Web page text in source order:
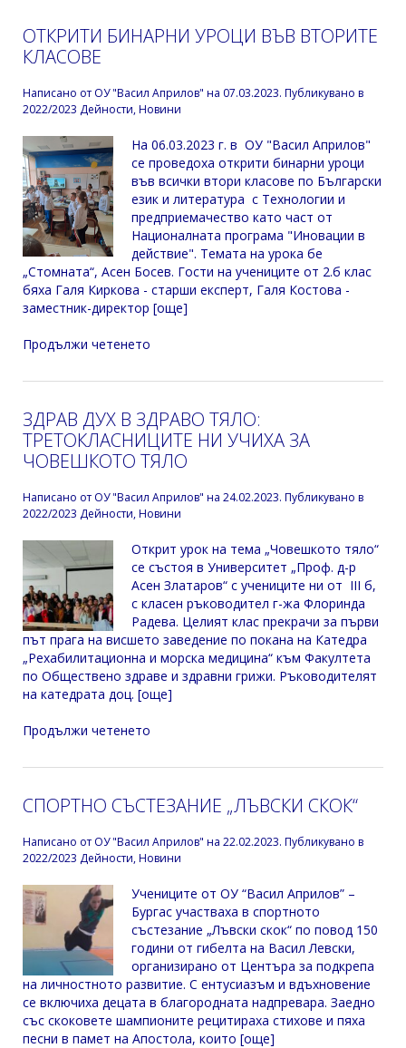
ОТКРИТИ БИНАРНИ УРОЦИ ВЪВ ВТОРИТЕ
КЛАСОВЕ
Написано от ОУ "Васил Априлов" на 07.03.2023. Публикувано в
2022/2023 Дейности,Новини
На 06.03.2023 г. в ОУ "Васил Априлов"
се проведоха открити бинарни уроци
във всички втори класове по Български
език и литература с Технологии и
предприемачество като част от
Националната програма "Иновации в
действие". Темата на урока бе
„Стомната“, Асен Босев. Гости на учениците от 2.б клас
бяха Галя Киркова - старши експерт, Галя Костова -
заместник-директор [още]
Продължи четенето
ЗДРАВ ДУХ В ЗДРАВО ТЯЛО:
ТРЕТОКЛАСНИЦИТЕ НИ УЧИХА ЗА
ЧОВЕШКОТО ТЯЛО
Написано от ОУ "Васил Априлов" на 24.02.2023. Публикувано в
2022/2023 Дейности,Новини
Открит урок на тема „Човешкото тяло“
се състоя в Университет „Проф. д-р
Асен Златаров“ с учениците ни от III б,
с класен ръководител г-жа Флоринда
Радева. Целият клас прекрачи за първи
път прага на висшето заведение по покана на Катедра
„Рехабилитационна и морска медицина“ към Факултета
по Обществено здраве и здравни грижи. Ръководителят
на катедрата доц. [още]
Продължи четенето
СПОРТНО СЪСТЕЗАНИЕ „ЛЪВСКИ СКОК“
Написано от ОУ "Васил Априлов" на 22.02.2023. Публикувано в
2022/2023 Дейности,Новини
Учениците от ОУ “Васил Априлов” –
Бургас участваха в спортното
състезание „Лъвски скок“ по повод 150
години от гибелта на Васил Левски,
организирано от Центъра за подкрепа
на личностното развитие. С ентусиазъм и вдъхновение
се включиха децата в благородната надпревара. Заедно
със скоковете шампионите рецитираха стихове и пяха
песни в памет на Апостола, които [още]